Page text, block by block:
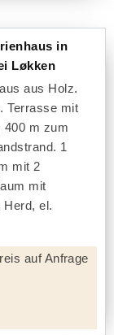
in
Løkken
aus Holz.
Terrasse mit
400 m zum
1
mit 2
mit
Herd, el.
auf Anfrage